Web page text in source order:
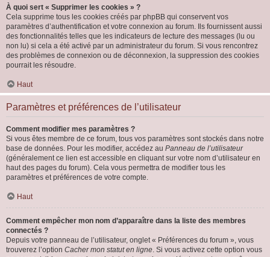
À quoi sert « Supprimer les cookies » ?
Cela supprime tous les cookies créés par phpBB qui conservent vos
paramètres d’authentification et votre connexion au forum. Ils fournissent aussi
des fonctionnalités telles que les indicateurs de lecture des messages (lu ou
non lu) si cela a été activé par un administrateur du forum. Si vous rencontrez
des problèmes de connexion ou de déconnexion, la suppression des cookies
pourrait les résoudre.
Haut
Paramètres et préférences de l’utilisateur
Comment modifier mes paramètres ?
Si vous êtes membre de ce forum, tous vos paramètres sont stockés dans notre
base de données. Pour les modifier, accédez au Panneau de l’utilisateur
(généralement ce lien est accessible en cliquant sur votre nom d’utilisateur en
haut des pages du forum). Cela vous permettra de modifier tous les
paramètres et préférences de votre compte.
Haut
Comment empêcher mon nom d’apparaître dans la liste des membres
connectés ?
Depuis votre panneau de l’utilisateur, onglet « Préférences du forum », vous
trouverez l’option Cacher mon statut en ligne. Si vous activez cette option vous